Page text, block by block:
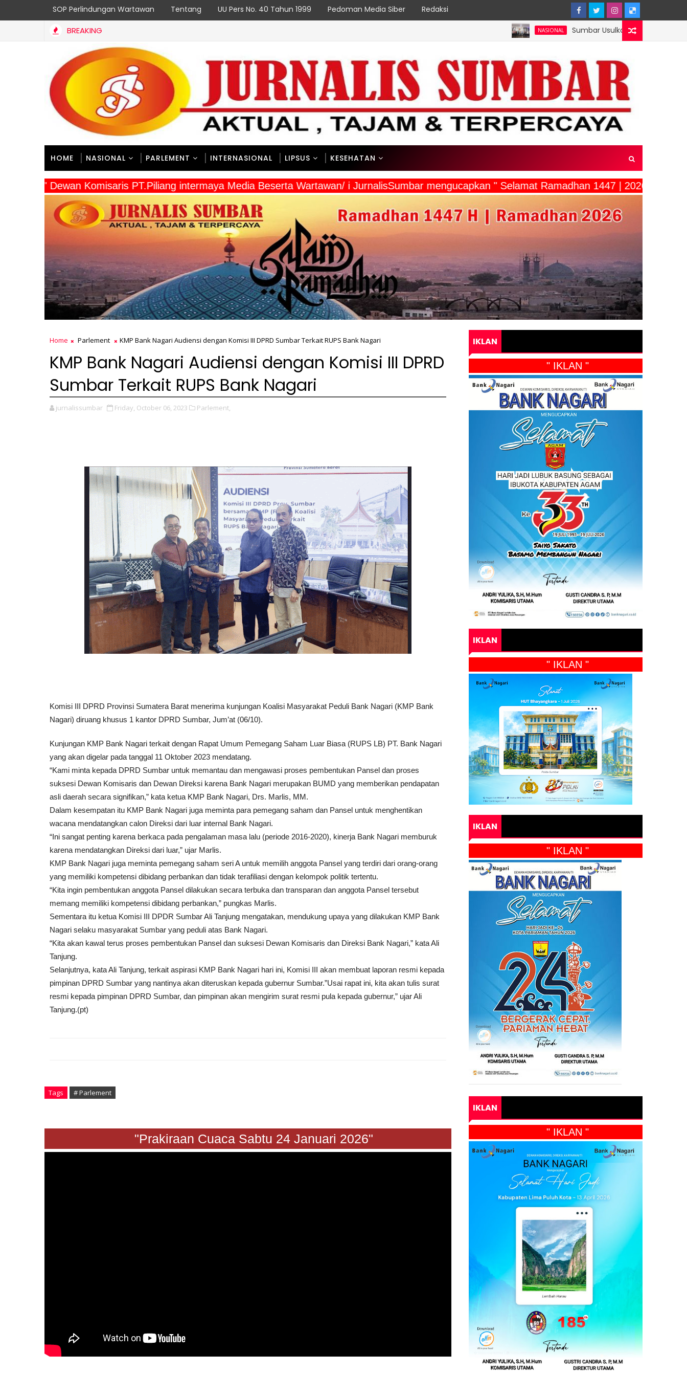
SOP Perlindungan Wartawan Tentang UU Pers No. 40 Tahun 1999 Pedoman Media Siber Redaksi
BREAKING Sumbar Usulkan Mentawai Jadi Kawasan
HOME NASIONAL PARLEMENT INTERNASIONAL LIPSUS KESEHATAN
" Dewan Komisaris PT.Piliang intermaya Media Beserta Wartawan/ i JurnalisSumbar mengucapkan " Selamat Ramadhan 1447 | 2026"
Home Parlement KMP Bank Nagari Audiensi dengan Komisi III DPRD Sumbar Terkait RUPS Bank Nagari
KMP Bank Nagari Audiensi dengan Komisi III DPRD
Sumbar Terkait RUPS Bank Nagari
jurnalissumbar Friday, October 06, 2023 Parlement,
Komisi III DPRD Provinsi Sumatera Barat menerima kunjungan Koalisi Masyarakat Peduli Bank Nagari (KMP Bank
Nagari) diruang khusus 1 kantor DPRD Sumbar, Jum’at (06/10).
Kunjungan KMP Bank Nagari terkait dengan Rapat Umum Pemegang Saham Luar Biasa (RUPS LB) PT. Bank Nagari
yang akan digelar pada tanggal 11 Oktober 2023 mendatang.
“Kami minta kepada DPRD Sumbar untuk memantau dan mengawasi proses pembentukan Pansel dan proses
suksesi Dewan Komisaris dan Dewan Direksi karena Bank Nagari merupakan BUMD yang memberikan pendapatan
asli daerah secara signifikan,” kata ketua KMP Bank Nagari, Drs. Marlis, MM.
Dalam kesempatan itu KMP Bank Nagari juga meminta para pemegang saham dan Pansel untuk menghentikan
wacana mendatangkan calon Direksi dari luar internal Bank Nagari.
“Ini sangat penting karena berkaca pada pengalaman masa lalu (periode 2016-2020), kinerja Bank Nagari memburuk
karena mendatangkan Direksi dari luar,” ujar Marlis.
KMP Bank Nagari juga meminta pemegang saham seri A untuk memilih anggota Pansel yang terdiri dari orang-orang
yang memiliki kompetensi dibidang perbankan dan tidak terafiliasi dengan kelompok politik tertentu.
“Kita ingin pembentukan anggota Pansel dilakukan secara terbuka dan transparan dan anggota Pansel tersebut
memang memiliki kompetensi dibidang perbankan,” pungkas Marlis.
Sementara itu ketua Komisi III DPDR Sumbar Ali Tanjung mengatakan, mendukung upaya yang dilakukan KMP Bank
Nagari selaku masyarakat Sumbar yang peduli atas Bank Nagari.
“Kita akan kawal terus proses pembentukan Pansel dan suksesi Dewan Komisaris dan Direksi Bank Nagari,” kata Ali
Tanjung.
Selanjutnya, kata Ali Tanjung, terkait aspirasi KMP Bank Nagari hari ini, Komisi III akan membuat laporan resmi kepada
pimpinan DPRD Sumbar yang nantinya akan diteruskan kepada gubernur Sumbar.”Usai rapat ini, kita akan tulis surat
resmi kepada pimpinan DPRD Sumbar, dan pimpinan akan mengirim surat resmi pula kepada gubernur,” ujar Ali
Tanjung.(pt)
Tags # Parlement
"Prakiraan Cuaca Sabtu 24 Januari 2026"
IKLAN
" IKLAN "
IKLAN
" IKLAN "
IKLAN
" IKLAN "
IKLAN
" IKLAN "